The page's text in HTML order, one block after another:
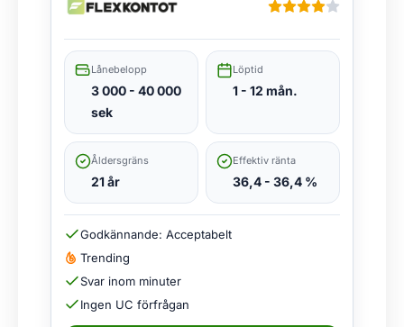
Lånebelopp
3 000 - 40 000
sek
Löptid
1 - 12 mån.
Åldersgräns
21 år
Effektiv ränta
36,4 - 36,4 %
Godkännande: Acceptabelt
Trending
Svar inom minuter
Ingen UC förfrågan